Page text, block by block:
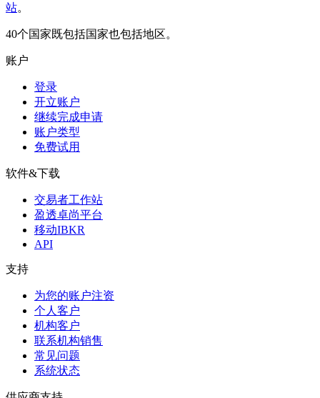
站。
40个国家既包括国家也包括地区。
账户
登录
开立账户
继续完成申请
账户类型
免费试用
软件&下载
交易者工作站
盈透卓尚平台
移动IBKR
API
支持
为您的账户注资
个人客户
机构客户
联系机构销售
常见问题
系统状态